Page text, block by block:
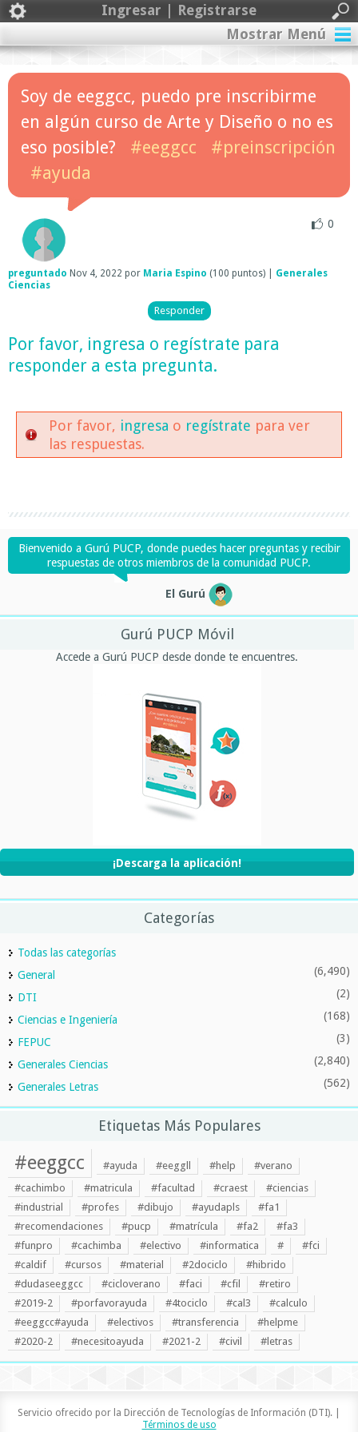
Ingresar | Registrarse
Mostrar Menú
Soy de eeggcc, puedo pre inscribirme
en algún curso de Arte y Diseño o no es
eso posible?
#eeggcc
#preinscripción
#ayuda
0
preguntado Nov 4, 2022 por Maria Espino (100 puntos)
Generales
Ciencias
Por favor, ingresa o regístrate para
responder a esta pregunta.
Por favor, ingresa o regístrate para ver
las respuestas.
Bienvenido a Gurú PUCP, donde puedes hacer preguntas y recibir
respuestas de otros miembros de la comunidad PUCP.
El Gurú
Gurú PUCP Móvil
Accede a Gurú PUCP desde donde te encuentres.
¡Descarga la aplicación!
Categorías
Todas las categorías
General
(6,490)
DTI (2)
Ciencias e Ingeniería (168)
FEPUC (3)
Generales Ciencias (2,840)
Generales Letras (562)
Etiquetas Más Populares
#eeggcc #ayuda #eeggll #help
#verano
#cachimbo
#matricula #facultad #craest
#ciencias
#industrial
#profes #dibujo #ayudapls
#fa1
#recomendaciones
#pucp #matrícula #fa2
#fa3
#funpro
#cachimba #electivo #informatica #
#fci
#caldif
#cursos #material #2dociclo
#hibrido
#dudaseeggcc
#cicloverano #faci #cfil
#retiro
#2019-2
#porfavorayuda #4tociclo #cal3
#calculo
#eeggcc#ayuda
#electivos #transferencia
#helpme
#2020-2
#necesitoayuda #2021-2 #civil #letras
Servicio ofrecido por la Dirección de Tecnologías de Información (DTI). |
Términos de uso